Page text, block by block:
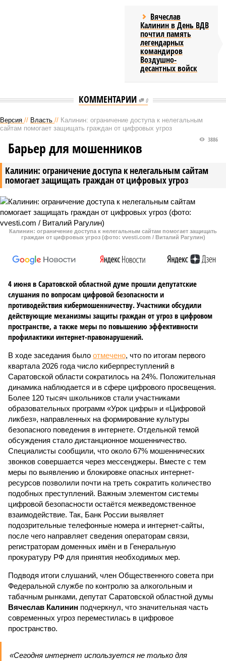
Вячеслав
Калинин в День ВДВ
почтил память
легендарных
командиров
Воздушно-
десантных войск
КОММЕНТАРИИ 0
Версия // Власть // Калинин: ограничение доступа к нелегальным
сайтам помогает защищать граждан от цифровых угроз
Калинин: ограничение доступа к нелегальным сайтам
помогает защищать граждан от цифровых угроз
3886
Барьер для мошенников
Калинин: ограничение доступа к нелегальным сайтам помогает защищать
граждан от цифровых угроз (фото: vvesti.com / Виталий Рагулин)
4 июня в Саратовской областной думе прошли депутатские
слушания по вопросам цифровой безопасности и
противодействия кибермошенничеству. Участники обсудили
действующие механизмы защиты граждан от угроз в цифровом
пространстве, а также меры по повышению эффективности
профилактики интернет-правонарушений.
В ходе заседания было отмечено, что по итогам первого
квартала 2026 года число киберпреступлений в
Саратовской области сократилось на 24%. Положительная
динамика наблюдается и в сфере цифрового просвещения.
Более 120 тысяч школьников стали участниками
образовательных программ «Урок цифры» и «Цифровой
ликбез», направленных на формирование культуры
безопасного поведения в интернете. Отдельной темой
обсуждения стало дистанционное мошенничество.
Специалисты сообщили, что около 67% мошеннических
звонков совершается через мессенджеры. Вместе с тем
меры по выявлению и блокировке опасных интернет-
ресурсов позволили почти на треть сократить количество
подобных преступлений. Важным элементом системы
цифровой безопасности остаётся межведомственное
взаимодействие. Так, Банк России выявляет
подозрительные телефонные номера и интернет-сайты,
после чего направляет сведения операторам связи,
регистраторам доменных имён и в Генеральную
прокуратуру РФ для принятия необходимых мер.
Подводя итоги слушаний, член Общественного совета при
Федеральной службе по контролю за алкогольным и
табачным рынками, депутат Саратовской областной думы
Вячеслав Калинин подчеркнул, что значительная часть
современных угроз переместилась в цифровое
пространство.
«Сегодня интернет используется не только для